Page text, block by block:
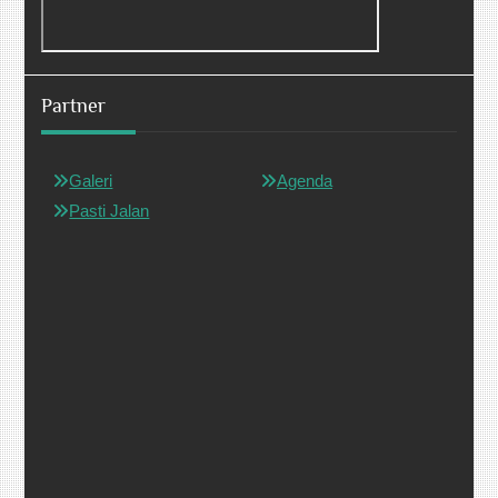
Partner
Galeri
Pasti Jalan
Agenda